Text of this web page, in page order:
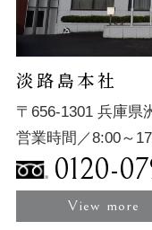
淡路島本社
〒656-1301 兵庫県
営業時間／8:00～
0120-
View more